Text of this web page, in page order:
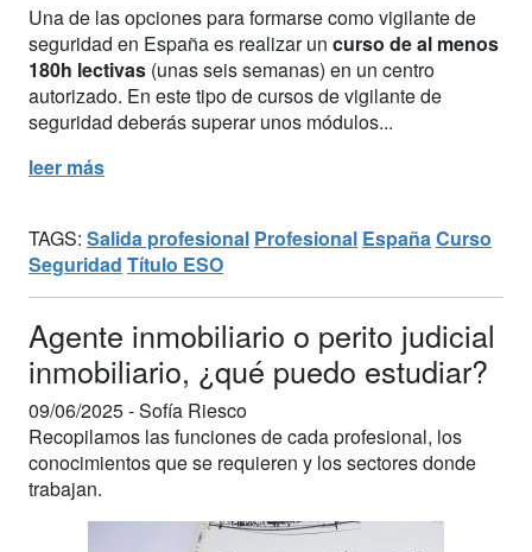
Una de las opciones para formarse como vigilante de
seguridad en España es realizar un curso de al menos
180h lectivas (unas seis semanas) en un centro
autorizado. En este tipo de cursos de vigilante de
seguridad deberás superar unos módulos...
leer más
TAGS: Salida profesional Profesional España Curso
Seguridad Título ESO
Agente inmobiliario o perito judicial
inmobiliario, ¿qué puedo estudiar?
09/06/2025 -Sofía Riesco
Recopilamos las funciones de cada profesional, los
conocimientos que se requieren y los sectores donde
trabajan.